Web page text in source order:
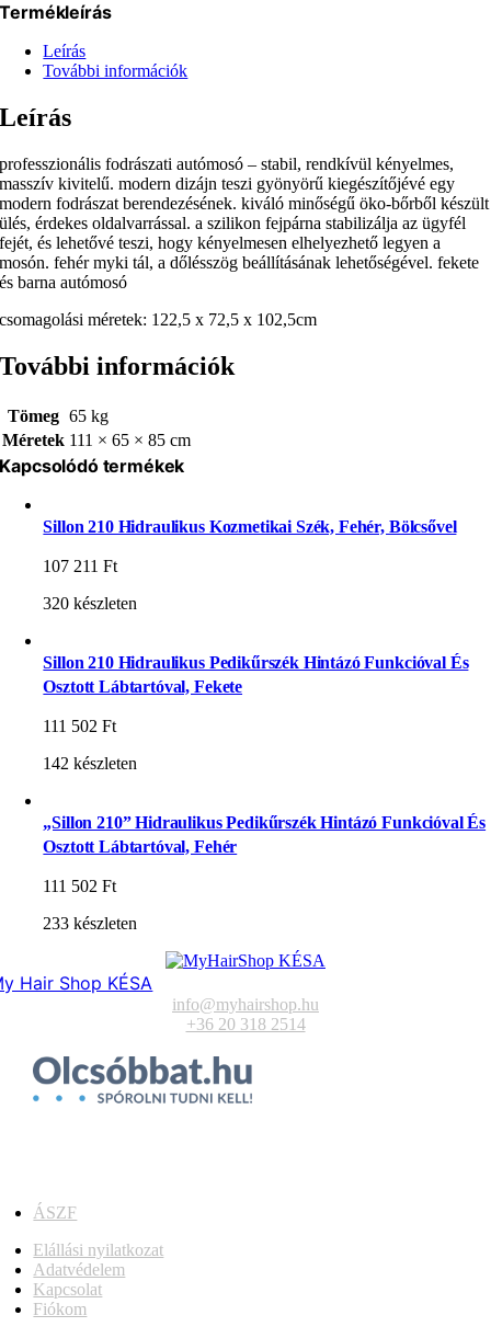
Termékleírás
Leírás
További információk
Leírás
professzionális fodrászati autómosó – stabil, rendkívül kényelmes,
masszív kivitelű. modern dizájn teszi gyönyörű kiegészítőjévé egy
modern fodrászat berendezésének. kiváló minőségű öko-bőrből készült
ülés, érdekes oldalvarrással. a szilikon fejpárna stabilizálja az ügyfél
fejét, és lehetővé teszi, hogy kényelmesen elhelyezhető legyen a
mosón. fehér myki tál, a dőlésszög beállításának lehetőségével. fekete
és barna autómosó
csomagolási méretek: 122,5 x 72,5 x 102,5cm
További információk
Tömeg 65 kg
Méretek 111 × 65 × 85 cm
Kapcsolódó termékek
Sillon 210 Hidraulikus Kozmetikai Szék, Fehér, Bölcsővel
107 211Ft
320 készleten
Sillon 210 Hidraulikus Pedikűrszék Hintázó Funkcióval És
Osztott Lábtartóval, Fekete
111 502Ft
142 készleten
„Sillon 210” Hidraulikus Pedikűrszék Hintázó Funkcióval És
Osztott Lábtartóval, Fehér
111 502Ft
233 készleten
Hair Shop KÉSA
info@myhairshop.hu
+36 20 318 2514
ÁSZF
Elállási nyilatkozat
Adatvédelem
Kapcsolat
Fiókom